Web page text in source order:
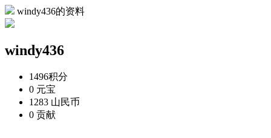
windy436的资料
windy436
1496积分
0 元宝
1283 山民币
0 贡献